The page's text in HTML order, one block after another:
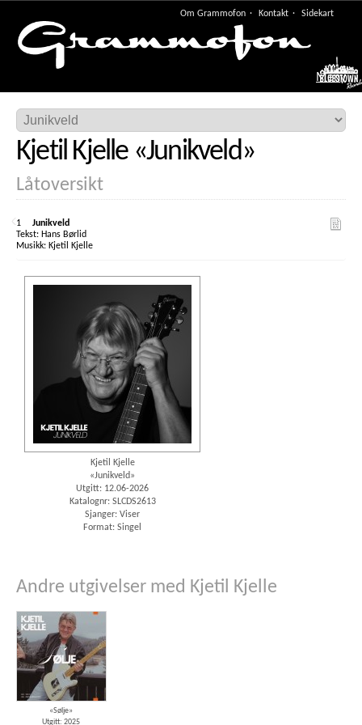
Om Grammofon Kontakt Sidekart
Meny
Kjetil Kjelle«Junikveld»
Låtoversikt
1
Junikveld
Hans Børlid
Kjetil Kjelle
Kjetil Kjelle
«Junikveld»
Utgitt: 12.06-2026
Katalognr: SLCDS2613
Sjanger: Viser
Format: Singel
Andre utgivelser med Kjetil Kjelle
«Sølje»
Utgitt: 2025